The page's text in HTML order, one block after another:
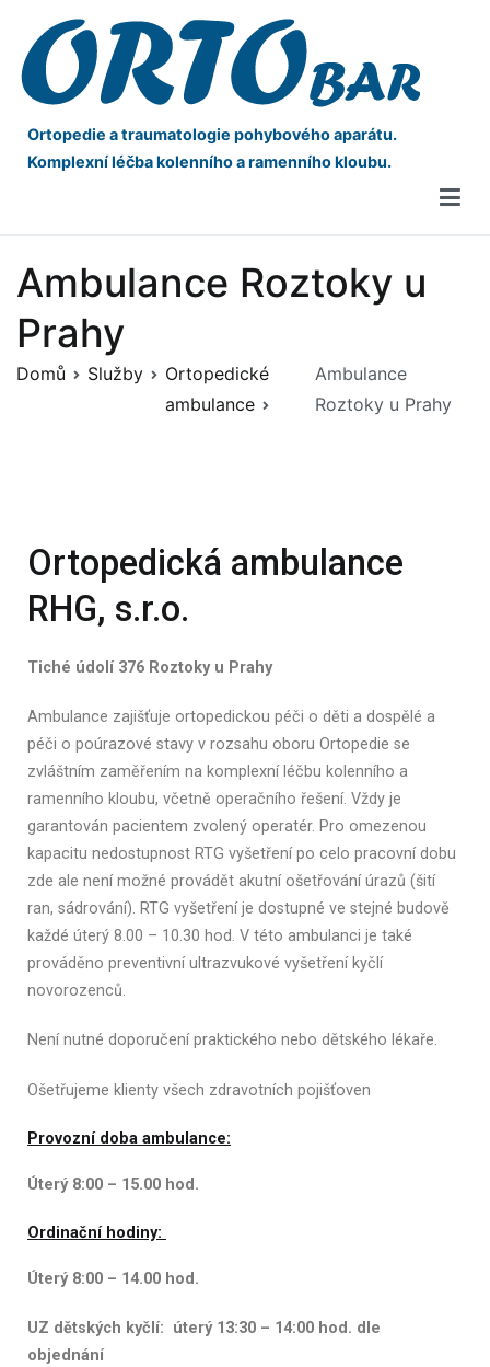
Ortopedie a traumatologie pohybového aparátu.
Komplexní léčba kolenního a ramenního kloubu.
Ambulance Roztoky u
Prahy
Domů Služby
Ortopedické
ambulance
Ambulance
Roztoky u Prahy
Ortopedická ambulance
RHG, s.r.o.
Tiché údolí 376 Roztoky u Prahy
Ambulance zajišťuje ortopedickou péči o děti a dospělé a
péči o poúrazové stavy v rozsahu oboru Ortopedie se
zvláštním zaměřením na komplexní léčbu kolenního a
ramenního kloubu, včetně operačního řešení. Vždy je
garantován pacientem zvolený operatér. Pro omezenou
kapacitu nedostupnost RTG vyšetření po celo pracovní dobu
zde ale není možné provádět akutní ošetřování úrazů (šití
ran, sádrování). RTG vyšetření je dostupné ve stejné budově
každé úterý 8.00 – 10.30 hod. V této ambulanci je také
prováděno preventivní ultrazvukové vyšetření kyčlí
novorozenců.
Není nutné doporučení praktického nebo dětského lékaře.
Ošetřujeme klienty všech zdravotních pojišťoven
Provozní doba ambulance:
Úterý 8:00 – 15.00 hod.
Ordinační hodiny:
Úterý 8:00 – 14.00 hod.
UZ dětských kyčlí: úterý 13:30 – 14:00 hod. dle
objednání